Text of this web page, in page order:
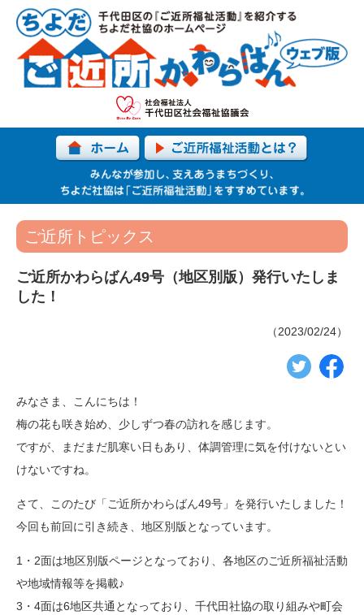
ご近所トピックス
ご近所かわらばん49号（地区別版）発行いたしま
した！
（2023/02/24）
みなさま、こんにちは！
梅の花も咲き始め、少しずつ春の訪れを感じます。
ですが、まだまだ肌寒い日もあり、体調管理に気を付けないとい
けないですね。
さて、このたび「ご近所かわらばん49号」を発行いたしました！
今回も前回に引き続き、地区別版となっています。
1・2面は地区別版ページとなっており、各地区のご近所福祉活動
や地域情報等を掲載♪
3・4面は6地区共通となっており、千代田社協の取り組みや町会